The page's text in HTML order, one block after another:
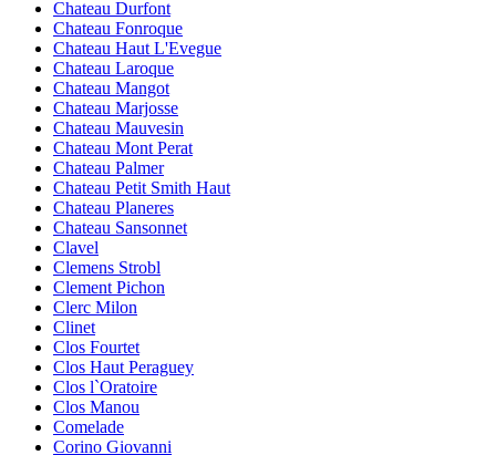
Chateau Durfont
Chateau Fonroque
Chateau Haut L'Evegue
Chateau Laroque
Chateau Mangot
Chateau Marjosse
Chateau Mauvesin
Chateau Mont Perat
Chateau Palmer
Chateau Petit Smith Haut
Chateau Planeres
Chateau Sansonnet
Clavel
Clemens Strobl
Clement Pichon
Clerc Milon
Clinet
Clos Fourtet
Clos Haut Peraguey
Clos l`Oratoire
Clos Manou
Comelade
Corino Giovanni